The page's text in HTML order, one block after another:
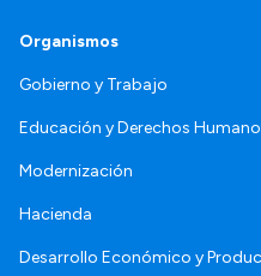
Organismos
Gobierno y Trabajo
Educación y Derechos
Modernización
Hacienda
Desarrollo Económico y